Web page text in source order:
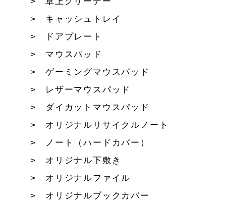
キャッシュトレイ
ドアプレート
マウスパッド
ゲーミングマウスパッド
レザーマウスパッド
ダイカットマウスパッド
オリジナルリサイクルノート
ノート（ハードカバー）
オリジナル下敷き
オリジナルファイル
オリジナルブックカバー